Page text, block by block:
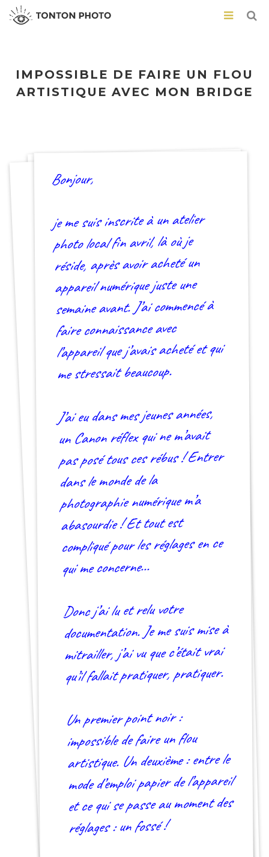
IMPOSSIBLE DE FAIRE UN FLOU
ARTISTIQUE AVEC MON BRIDGE
Bonjour,
je me suis inscrite à un atelier
photo local fin avril, là où je
réside, après avoir acheté un
appareil numérique juste une
semaine avant. J’ai commencé à
faire connaissance avec
l’appareil que j’avais acheté et qui
me stressait beaucoup.
J’ai eu dans mes jeunes années,
un Canon réflex qui ne m’avait
pas posé tous ces rébus ! Entrer
dans le monde de la
photographie numérique m’a
abasourdie ! Et tout est
compliqué pour les réglages en ce
qui me concerne…
Donc j’ai lu et relu votre
documentation. Je me suis mise à
mitrailler, j’ai vu que c’était vrai
qu’il fallait pratiquer, pratiquer.
Un premier point noir :
impossible de faire un flou
artistique. Un deuxième : entre le
mode d’emploi papier de l’appareil
et ce qui se passe au moment des
réglages : un fossé !